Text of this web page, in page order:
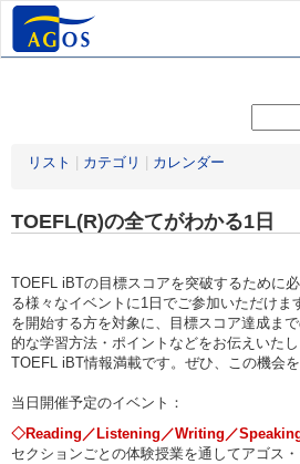
リスト カテゴリ カレンダー
TOEFL(R)の全てがわかる1日
TOEFL iBTの目標スコアを突破するために
る様々なイベントに1日でご参加いただけま
を開始する方を対象に、目標スコア達成ま
的な学習方法・ポイントなどをお伝えいた
TOEFL iBT情報満載です。ぜひ、この機会を
当日開催予定のイベント：
◇Reading／Listening／Writing／Speaking
セクションごとの体験授業を通してアゴス